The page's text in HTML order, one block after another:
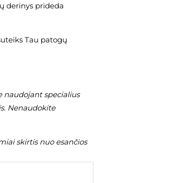
derinys prideda
Tau patogų
naudojant specialius
Nenaudokite
skirtis nuo esančios